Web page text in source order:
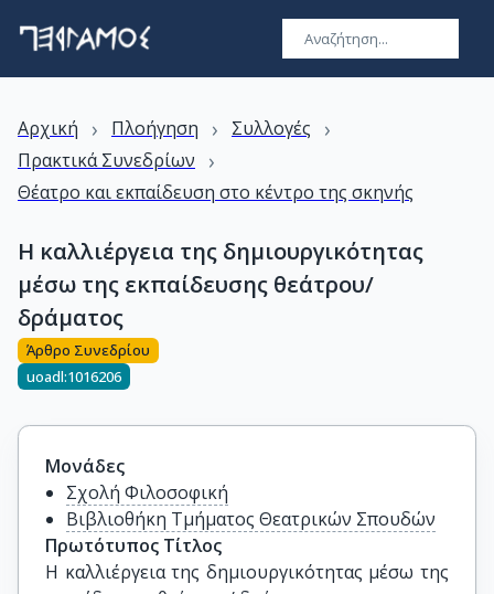
Αρχική › Πλοήγηση › Συλλογές ›
Πρακτικά Συνεδρίων ›
Θέατρο και εκπαίδευση στο κέντρο της σκηνής
Η καλλιέργεια της δημιουργικότητας
μέσω της εκπαίδευσης θεάτρου/
δράματος
Άρθρο Συνεδρίου
uoadl:1016206
Μονάδες
Σχολή Φιλοσοφική
Βιβλιοθήκη Τμήματος Θεατρικών Σπουδών
Πρωτότυπος Τίτλος
Η καλλιέργεια της δημιουργικότητας μέσω της